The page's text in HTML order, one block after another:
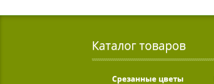
Каталог товаров
Срезанные цветы